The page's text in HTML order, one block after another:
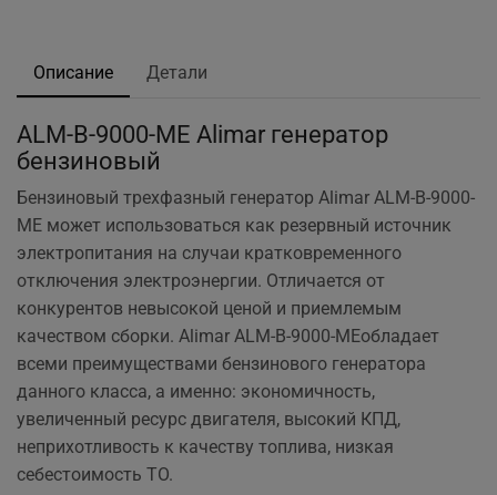
Описание Детали
ALM-B-9000-ME Alimar генератор
бензиновый
Бензиновый трехфазный генератор Alimar ALM-B-9000-
ME может использоваться как резервный источник
электропитания на случаи кратковременного
отключения электроэнергии. Отличается от
конкурентов невысокой ценой и приемлемым
качеством сборки. Alimar ALM-B-9000-MEобладает
всеми преимуществами бензинового генератора
данного класса, а именно: экономичность,
увеличенный ресурс двигателя, высокий КПД,
неприхотливость к качеству топлива, низкая
себестоимость ТО.